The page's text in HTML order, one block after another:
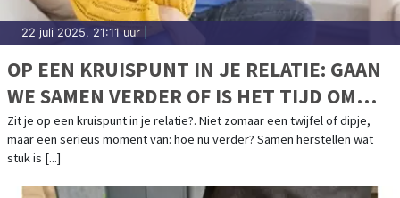
22 juli 2025, 21:11 uur
OP EEN KRUISPUNT IN JE RELATIE: GAAN
WE SAMEN VERDER OF IS HET TIJD OM
LOS TE LATEN?
Zit je op een kruispunt in je relatie?. Niet zomaar een twijfel of dipje,
maar een serieus moment van: hoe nu verder? Samen herstellen wat
stuk is [...]